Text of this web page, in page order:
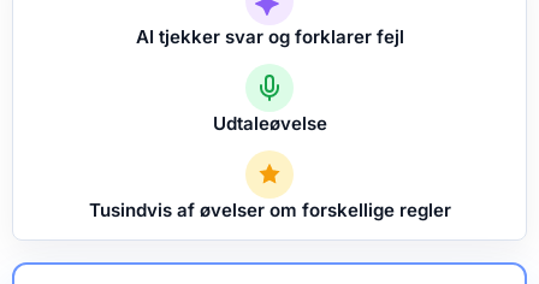
AI tjekker svar og forklarer fejl
Udtaleøvelse
Tusindvis af øvelser om forskellige regler